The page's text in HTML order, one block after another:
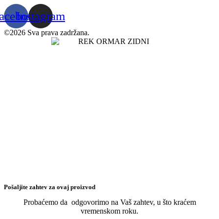
Instagram
©2026 Sva prava zadržana.
Pošaljite zahtev za ovaj proizvod
Probaćemo da odgovorimo na Vaš zahtev, u što kraćem
vremenskom roku.